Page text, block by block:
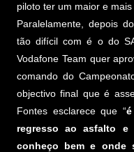
piloto ter um maior e
Paralelamente, depois
tão difícil com é o do
Vodafone Team quer
comando do
objectivo final que é
Fontes esclarece que “
regresso ao asfalto
conheço bem e onde